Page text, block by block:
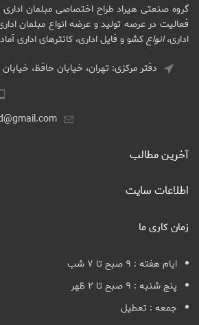
فعالیت در عرصه تولید و عرضه انواع مبلمان
اداری،انواعکشو و فایل اداری، کانترهای اداری
دفتر مرکزی: تهران، خیابان حافظ،
آخرین مطالب
اطلاعات سایت
زمان کاری ما
ایام هفته : ۹ صبح تا ۷ شب
پنج شنبه : ۹ صبح تا ۲ ظهر
جمعه : تعطیل